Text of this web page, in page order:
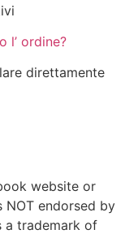
l’ ordine?
direttamente
website or
NOT endorsed by
a trademark of